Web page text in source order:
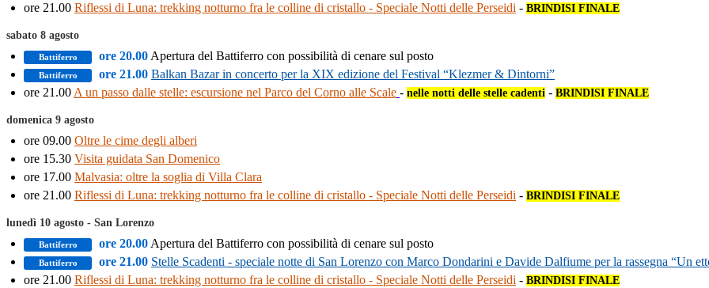
ore 21.00 Riflessi di Luna: trekking notturno fra le colline di cristallo - Speciale Notti delle Perseidi - BRINDISI FINALE
sabato 8 agosto
Battiferro ore 20.00 Apertura del Battiferro con possibilità di cenare sul posto
Battiferro ore 21.00 Balkan Bazar in concerto per la XIX edizione del Festival “Klezmer & Dintorni”
ore 21.00 A un passo dalle stelle: escursione nel Parco del Corno alle Scale - nelle notti delle stelle cadenti - BRINDISI FINALE
domenica 9 agosto
ore 09.00 Oltre le cime degli alberi
ore 15.30 Visita guidata San Domenico
ore 17.00 Malvasia: oltre la soglia di Villa Clara
ore 21.00 Riflessi di Luna: trekking notturno fra le colline di cristallo - Speciale Notti delle Perseidi - BRINDISI FINALE
lunedì 10 agosto - San Lorenzo
Battiferro ore 20.00 Apertura del Battiferro con possibilità di cenare sul posto
Battiferro ore 21.00 Stelle Scadenti - speciale notte di San Lorenzo con Marco Dondarini e Davide Dalfiume per la rassegna “Un
ore 21.00 Riflessi di Luna: trekking notturno fra le colline di cristallo - Speciale Notti delle Perseidi - BRINDISI FINALE